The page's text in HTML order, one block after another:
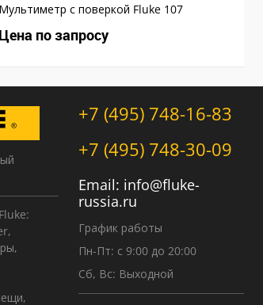
Мультиметр с поверкой Fluke 107
Цена по запросу
+7 (495) 748-16-83
+7 (495) 748-30-09
Email: info@fluke-
russia.ru
График работы
Пн-Пт: с 9:00 до 20:00
Сб, Вс: Выходной